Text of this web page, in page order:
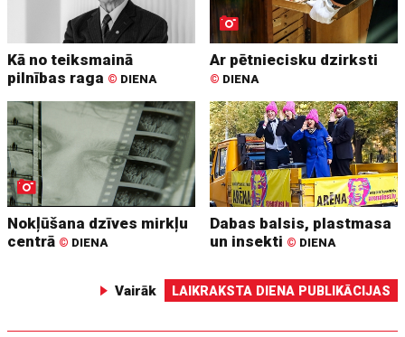
Kā no teiksmainā
pilnības raga © DIENA
Ar pētniecisku dzirksti
© DIENA
Nokļūšana dzīves mirkļu
centrā © DIENA
Dabas balsis, plastmasa
un insekti © DIENA
Vairāk LAIKRAKSTA DIENA PUBLIKĀCIJAS